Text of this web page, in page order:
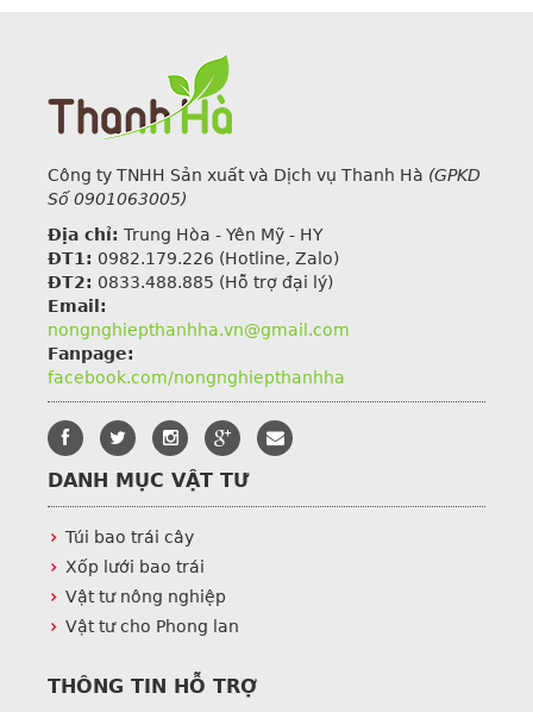
Công ty TNHH Sản xuất và Dịch vụ Thanh Hà (GPKD
Số 0901063005)
Địa chỉ: Trung Hòa - Yên Mỹ - HY
ĐT1: 0982.179.226 (Hotline, Zalo)
ĐT2: 0833.488.885 (Hỗ trợ đại lý)
Email:
nongnghiepthanhha.vn@gmail.com
Fanpage:
facebook.com/nongnghiepthanhha
DANH MỤC VẬT TƯ
Túi bao trái cây
Xốp lưới bao trái
Vật tư nông nghiệp
Vật tư cho Phong lan
THÔNG TIN HỖ TRỢ